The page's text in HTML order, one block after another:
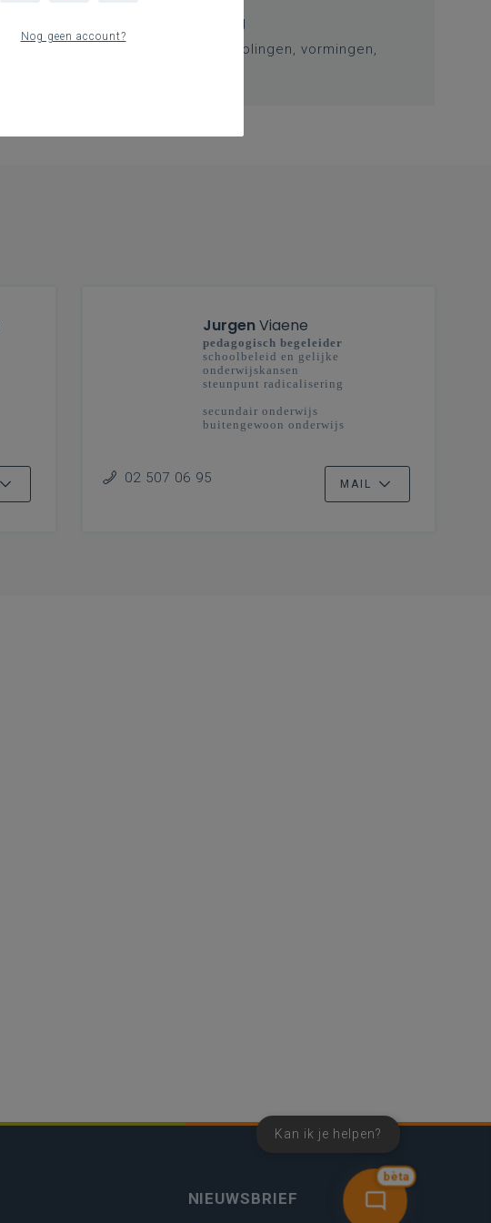
Professionalisering
Overzicht van nascholingen, vormingen,
JurgenViaene
pedagogisch begeleider
schoolbeleid en gelijke
onderwijskansen
steunpunt radicalisering
secundair onderwijs
buitengewoon onderwijs
02 507 06 95 MAIL
bèta
Kan ik je helpen?
NIEUWSBRIEF
Nog geen account?